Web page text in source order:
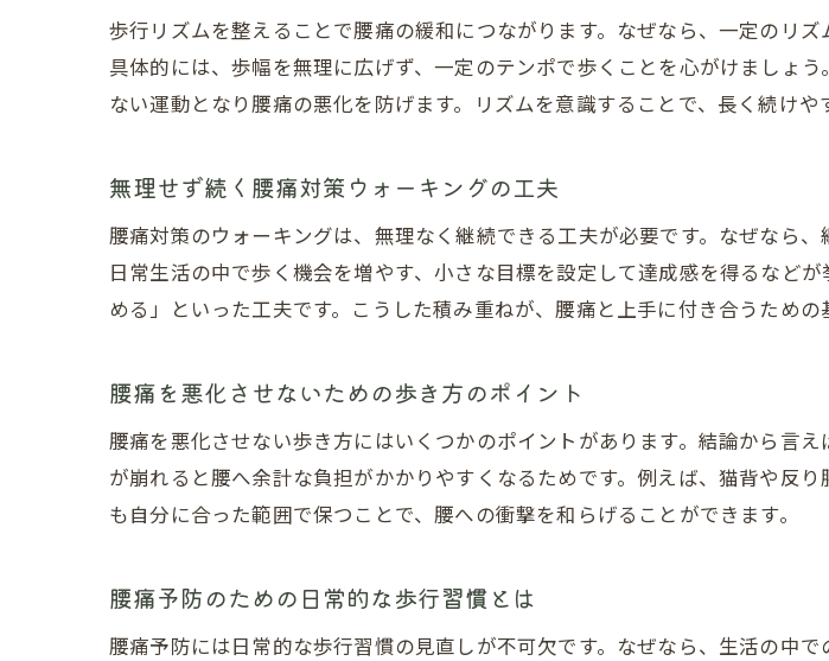
歩きすぎによる腰痛
腰痛発生につながる
腰痛が悪化しやすい
腰痛とヘルニアの違いを
腰痛とヘルニアの症
腰痛とヘルニアのセ
腰痛かヘルニアか迷
歩行リズムを整えることで腰痛の緩和につながります。なぜなら、一定のリ
具体的には、歩幅を無理に広げず、一定のテンポで歩くことを心がけましょ
ない運動となり腰痛の悪化を防げます。リズムを意識することで、長く続けや
無理せず続く腰痛対策ウォーキングの工夫
腰痛対策のウォーキングは、無理なく継続できる工夫が必要です。なぜなら
日常生活の中で歩く機会を増やす、小さな目標を設定して達成感を得るなど
める」といった工夫です。こうした積み重ねが、腰痛と上手に付き合うための
腰痛を悪化させないための歩き方のポイント
腰痛を悪化させない歩き方にはいくつかのポイントがあります。結論から言
が崩れると腰へ余計な負担がかかりやすくなるためです。例えば、猫背や反
も自分に合った範囲で保つことで、腰への衝撃を和らげることができます。
腰痛予防のための日常的な歩行習慣とは
腰痛予防には日常的な歩行習慣の見直しが不可欠です。なぜなら、生活の中